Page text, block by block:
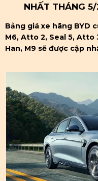
NHẤT THÁNG
Bảng giá xe hãng BYD
M6, Atto 2, Seal 5, Atto
Han, M9 sẽ được cập